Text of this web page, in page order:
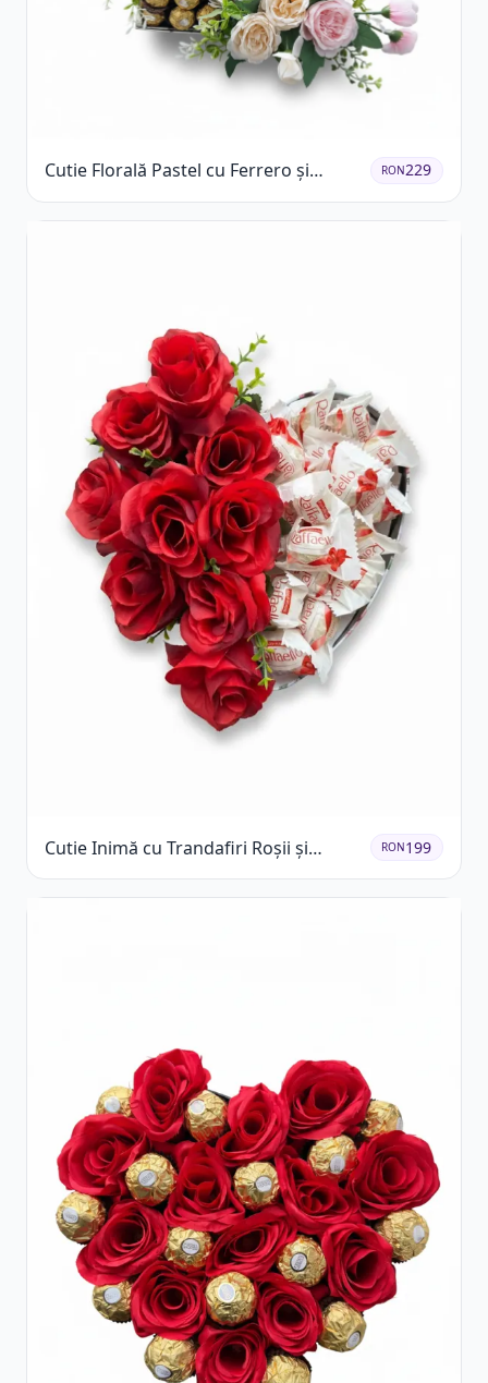
Cutie Florală Pastel cu Ferrero și
Raffaello
RON229
Cutie Inimă cu Trandafiri Roșii și
Raffaello
RON199